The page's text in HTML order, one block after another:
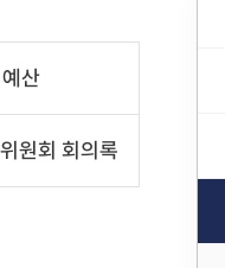
예산
원회 회의록